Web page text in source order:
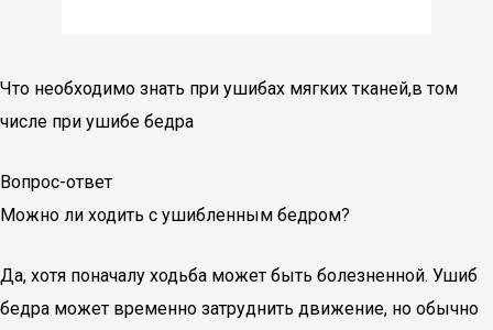
Что необходимо знать при ушибах мягких тканей,в том
числе при ушибе бедра
Вопрос-ответ
Можно ли ходить с ушибленным бедром?
Да, хотя поначалу ходьба может быть болезненной. Ушиб
бедра может временно затруднить движение, но обычно